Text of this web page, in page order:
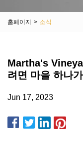
홈페이지 > 소식
Martha's
려면 마을 하나
Jun 17, 2023